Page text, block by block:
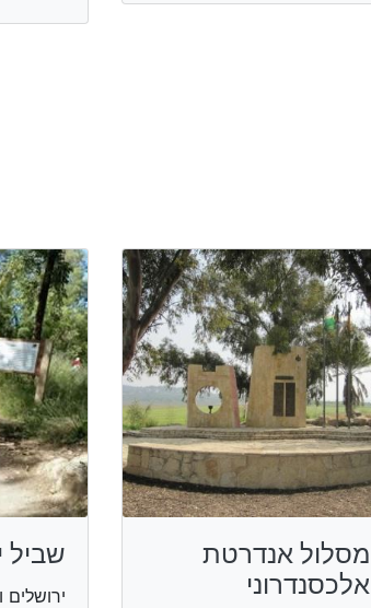
מסלול אנדרטת
אלכסנדרוני
שביל